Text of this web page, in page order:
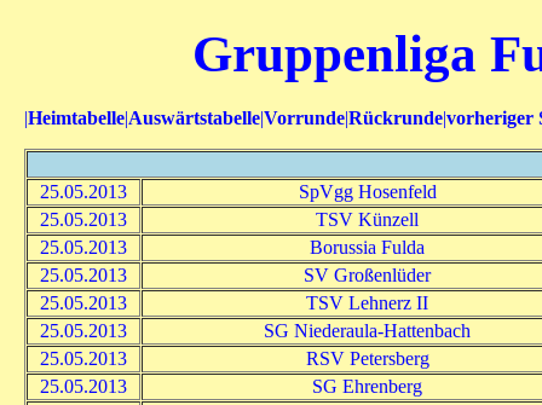
Gruppenliga
|Heimtabelle|Auswärtstabelle|Vorrunde|Rückrunde|vorheriger
25.05.2013
SpVgg Hosenfeld
25.05.2013
TSV Künzell
25.05.2013
Borussia Fulda
25.05.2013
SV Großenlüder
25.05.2013
TSV Lehnerz II
25.05.2013
SG Niederaula-Hattenbach
25.05.2013
RSV Petersberg
25.05.2013
SG Ehrenberg